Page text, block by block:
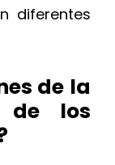
diferentes
de la
de los